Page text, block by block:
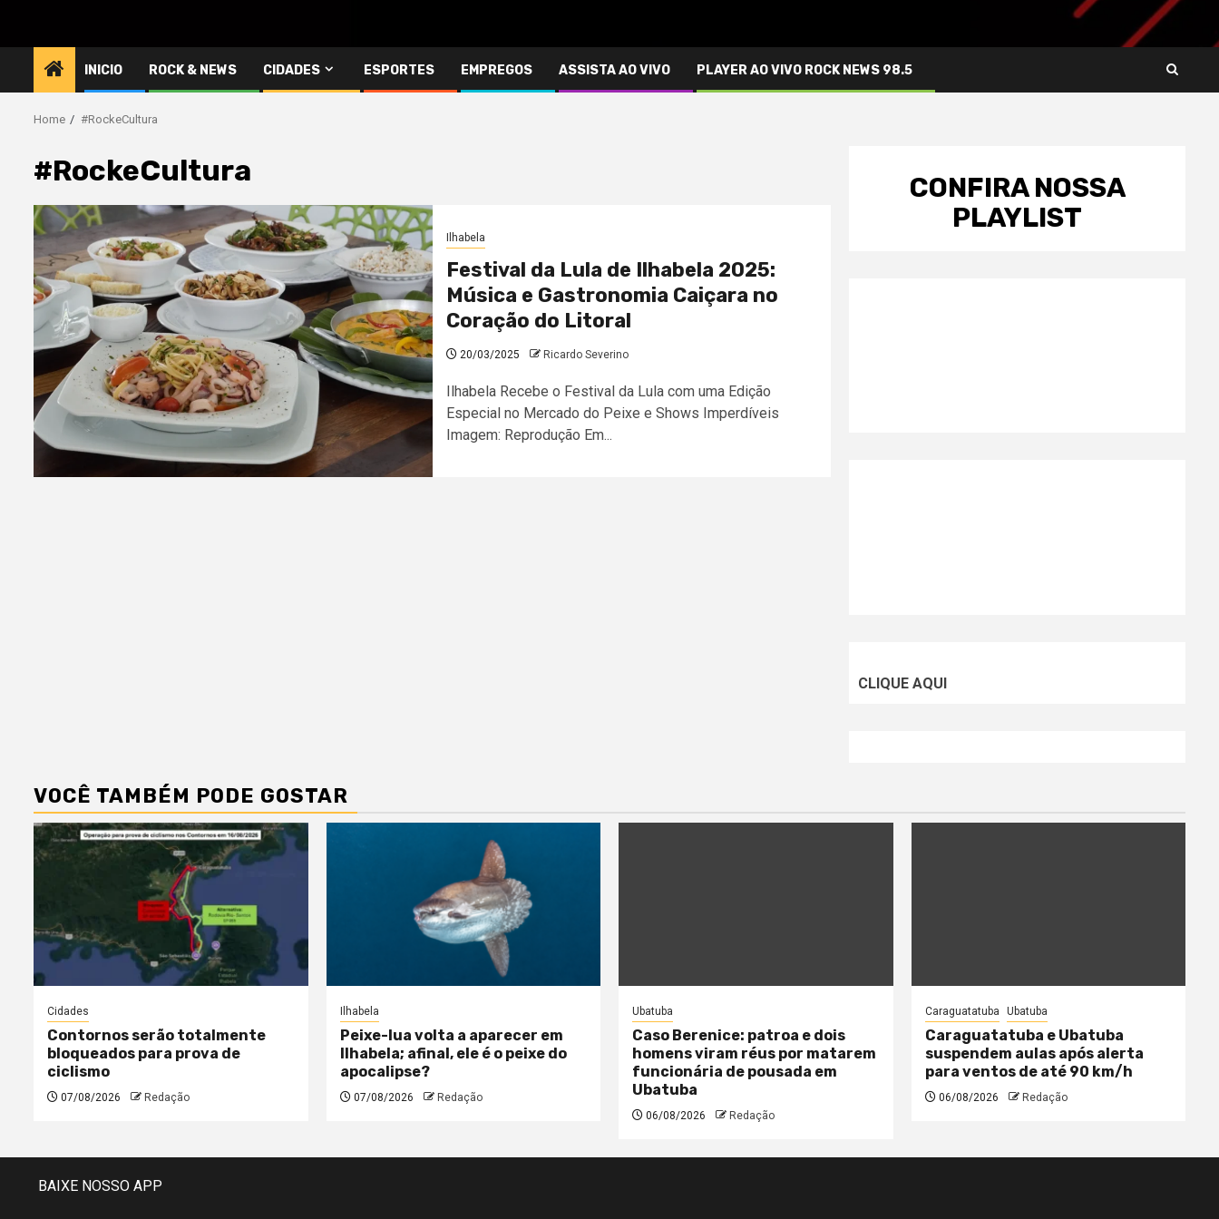
INICIO ROCK & NEWS CIDADES ESPORTES EMPREGOS ASSISTA AO VIVO PLAYER AO VIVO ROCK NEWS 98.5
Home #RockeCultura
#RockeCultura
Ilhabela
Festival da Lula de Ilhabela 2025:
Música e Gastronomia Caiçara no
Coração do Litoral
20/03/2025 Ricardo Severino
Ilhabela Recebe o Festival da Lula com uma Edição
Especial no Mercado do Peixe e Shows Imperdíveis
Imagem: Reprodução Em...
CONFIRA NOSSA
PLAYLIST
CLIQUE AQUI
VOCÊ TAMBÉM PODE GOSTAR
Cidades
Contornos serão totalmente
bloqueados para prova de
ciclismo
07/08/2026 Redação
Ilhabela
Peixe-lua volta a aparecer em
Ilhabela; afinal, ele é o peixe do
apocalipse?
07/08/2026 Redação
Ubatuba
Caso Berenice: patroa e dois
homens viram réus por matarem
funcionária de pousada em
Ubatuba
06/08/2026 Redação
Caraguatatuba Ubatuba
Caraguatatuba e Ubatuba
suspendem aulas após alerta
para ventos de até 90 km/h
06/08/2026 Redação
BAIXE NOSSO APP